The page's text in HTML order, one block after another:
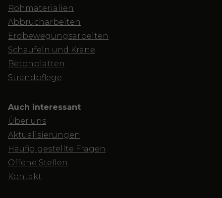
Rohmaterialien
Abbrucharbeiten
Erdbewegungsarbeiten
Schaufeln und Kräne
Betonplatten
Strandpflege
Auch interessant
Über uns
Aktualisierungen
Häufig gestellte Fragen
Offene Stellen
Kontakt